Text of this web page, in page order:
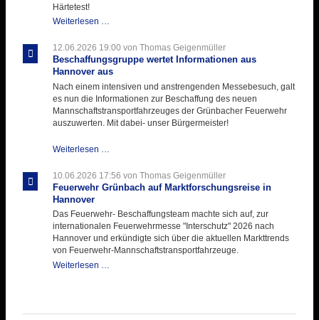
Härtetest!
Weiterlesen …
ihre
Hitzebelastung
12.06.2026 19:00 von Thomas Geigenmüller
Beschaffungsgruppe wertet Informationen aus
Hannover aus
Nach einem intensiven und anstrengenden Messebesuch, galt
es nun die Informationen zur Beschaffung des neuen
Mannschaftstransportfahrzeuges der Grünbacher Feuerwehr
auszuwerten. Mit dabei- unser Bürgermeister!
Weiterlesen …
Informationen
aus
aus
10.06.2026 17:56 von Thomas Geigenmüller
Feuerwehr Grünbach auf Marktforschungsreise in
Hannover
Das Feuerwehr- Beschaffungsteam machte sich auf, zur
internationalen Feuerwehrmesse "Interschutz" 2026 nach
Hannover und erkündigte sich über die aktuellen Markttrends
von Feuerwehr-Mannschaftstransportfahrzeuge.
Weiterlesen …
in